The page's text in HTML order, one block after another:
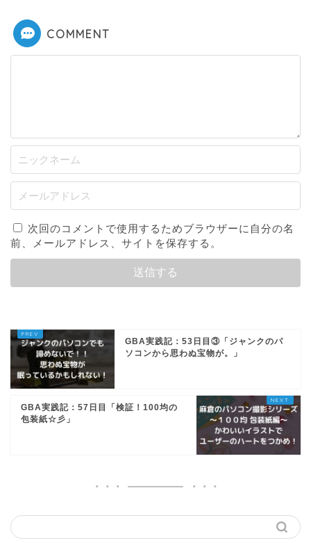
COMMENT
次回のコメントで使用するためブラウザーに自分の名
前、メールアドレス、サイトを保存する。
GBA実践記：53日目③「ジャンクのパ
ソコンから思わぬ宝物が。」
GBA実践記：57日目「検証！100均の
包装紙☆彡」